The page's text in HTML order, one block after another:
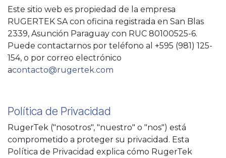
Este sitio web es propiedad de la empresa
RUGERTEK SA con oficina registrada en San Blas
2339, Asunción Paraguay con RUC 80100525-6.
Puede contactarnos por teléfono al +595 (981) 125-
154, o por correo electrónico
acontacto@rugertek.com
Política de Privacidad
RugerTek ("nosotros", "nuestro" o "nos") está
comprometido a proteger su privacidad. Esta
Política de Privacidad explica cómo RugerTek